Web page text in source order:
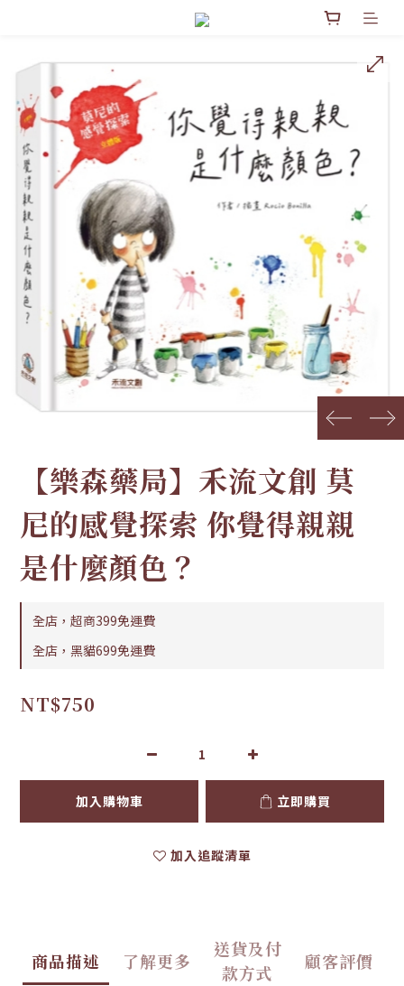
prev next
【樂森藥局】禾流文創 莫
尼的感覺探索 你覺得親親
是什麼顏色？
全店，超商399免運費
全店，黑貓699免運費
NT$750
加入購物車 立即購買
加入追蹤清單
商品描述 了解更多
送貨及付
款方式
顧客評價